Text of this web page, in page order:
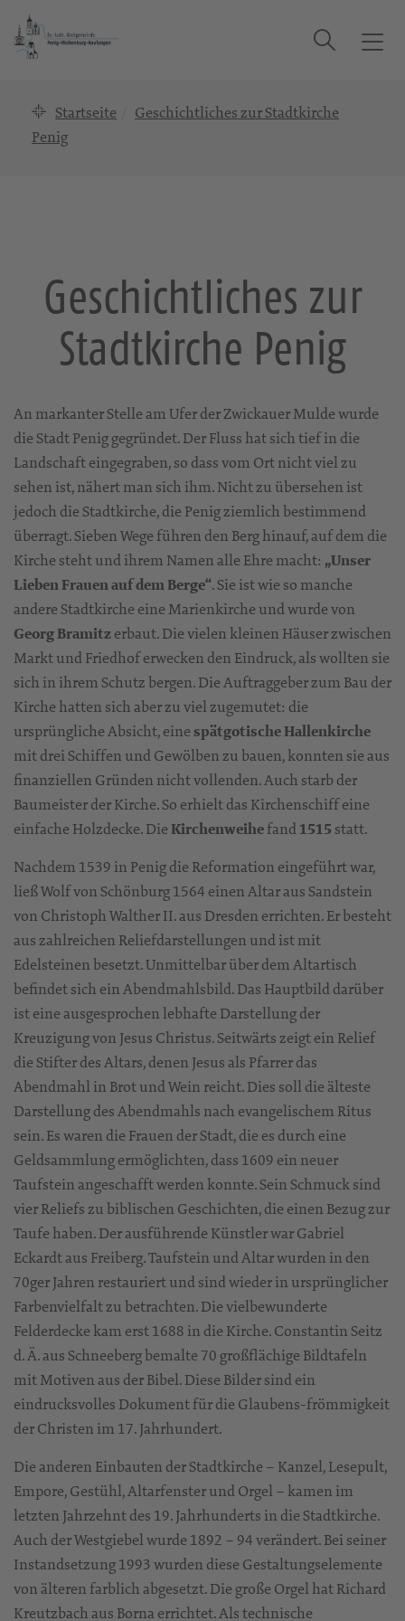
T
Suche
Startseite
Geschichtliches zur Stadtkirche
Penig
Geschichtliches zur
Stadtkirche Penig
An markanter Stelle am Ufer der Zwickauer Mulde wurde
die Stadt Penig gegründet. Der Fluss hat sich tief in die
Landschaft eingegraben, so dass vom Ort nicht viel zu
sehen ist, nähert man sich ihm. Nicht zu übersehen ist
jedoch die Stadtkirche, die Penig ziemlich bestimmend
überragt. Sieben Wege führen den Berg hinauf, auf dem die
Kirche steht und ihrem Namen alle Ehre macht: „Unser
Lieben Frauen auf dem Berge“. Sie ist wie so manche
andere Stadtkirche eine Marienkirche und wurde von
Georg Bramitzerbaut. Die vielen kleinen Häuser zwischen
Markt und Friedhof erwecken den Eindruck, als wollten sie
sich in ihrem Schutz bergen. Die Auftraggeber zum Bau der
Kirche hatten sich aber zu viel zugemutet: die
ursprüngliche Absicht, eine spätgotische Hallenkirche
mit drei Schiffen und Gewölben zu bauen, konnten sie aus
finanziellen Gründen nicht vollenden. Auch starb der
Baumeister der Kirche. So erhielt das Kirchenschiff eine
einfache Holzdecke. DieKirchenweihefand1515 statt.
Nachdem 1539 in Penig die Reformation eingeführt war,
ließ Wolf von Schönburg 1564 einen Altar aus Sandstein
von Christoph Walther II. aus Dresden errichten. Er besteht
aus zahlreichen Reliefdarstellungen und ist mit
Edelsteinen besetzt. Unmittelbar über dem Altartisch
befindet sich ein Abendmahlsbild. Das Hauptbild darüber
ist eine ausgesprochen lebhafte Darstellung der
Kreuzigung von Jesus Christus. Seitwärts zeigt ein Relief
die Stifter des Altars, denen Jesus als Pfarrer das
Abendmahl in Brot und Wein reicht. Dies soll die älteste
Darstellung des Abendmahls nach evangelischem Ritus
sein. Es waren die Frauen der Stadt, die es durch eine
Geldsammlung ermöglichten, dass 1609 ein neuer
Taufstein angeschafft werden konnte. Sein Schmuck sind
vier Reliefs zu biblischen Geschichten, die einen Bezug zur
Taufe haben. Der ausführende Künstler war Gabriel
Eckardt aus Freiberg. Taufstein und Altar wurden in den
70ger Jahren restauriert und sind wieder in ursprünglicher
Farbenvielfalt zu betrachten. Die vielbewunderte
Felderdecke kam erst 1688 in die Kirche. Constantin Seitz
d. Ä. aus Schneeberg bemalte 70 großflächige Bildtafeln
mit Motiven aus der Bibel. Diese Bilder sind ein
eindrucksvolles Dokument für die Glaubens-frömmigkeit
der Christen im 17. Jahrhundert.
Die anderen Einbauten der Stadtkirche – Kanzel, Lesepult,
Empore, Gestühl, Altarfenster und Orgel – kamen im
letzten Jahrzehnt des 19. Jahrhunderts in die Stadtkirche.
Auch der Westgiebel wurde 1892 – 94 verändert. Bei seiner
Instandsetzung 1993 wurden diese Gestaltungselemente
von älteren farblich abgesetzt. Die große Orgel hat Richard
Kreutzbach aus Borna errichtet. Als technische